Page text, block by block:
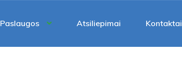
Paslaugos Atsiliepimai Kontaktai